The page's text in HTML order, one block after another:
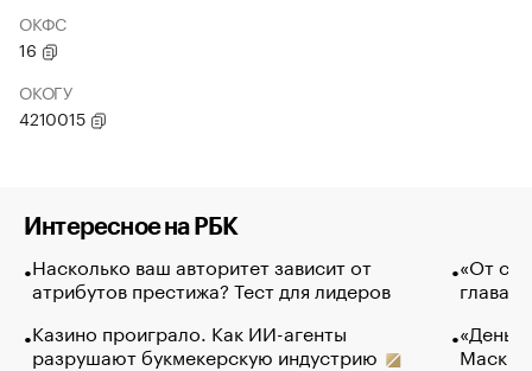
ОКФС
16
ОКОГУ
4210015
Интересное на РБК
Насколько ваш авторитет зависит от
атрибутов престижа? Тест для лидеров
Казино проиграло. Как ИИ-агенты
разрушают букмекерскую индустрию
«От
глава
Маск в